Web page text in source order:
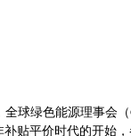
全球绿色能源理事会（
补贴平价时代的开始